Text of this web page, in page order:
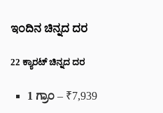
ಇಂದಿನ ಚಿನ್ನದ ದರ
22 ಕ್ಯಾರಟ್ ಚಿನ್ನದ ದರ
1 ಗ್ರಾಂ – ₹7,939